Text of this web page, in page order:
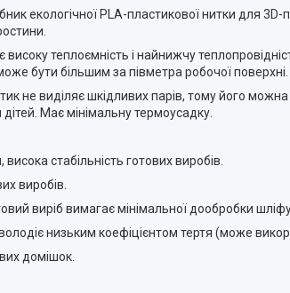
екологічної PLA-пластикової нитки для
теплоємність і найнижчу
бути більшим за півметра робочої поверхні.
не виділяє шкідливих парів, тому його
Має мінімальну термоусадку.
стабільність готових виробів.
виробів.
виріб вимагає мінімальної дообробки
низьким коефіцієнтом тертя (може
домішок.